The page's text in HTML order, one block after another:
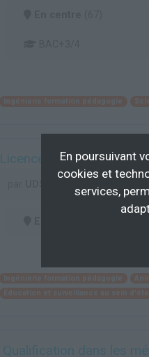
Licence 2 Sciences
Qualification dans les
En poursuivant
cookies et
services,